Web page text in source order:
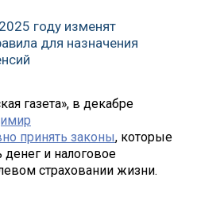
году изменят
для назначения
газета», в декабре
принять законы, которые
денег и налоговое
страховании жизни.